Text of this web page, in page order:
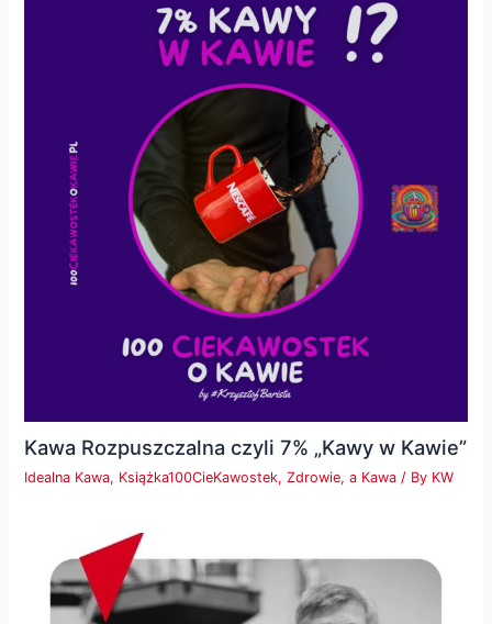
Kawa Rozpuszczalna czyli 7% „Kawy w Kawie”
Idealna Kawa, Książka100CieKawostek,Zdrowie, a Kawa / By KW